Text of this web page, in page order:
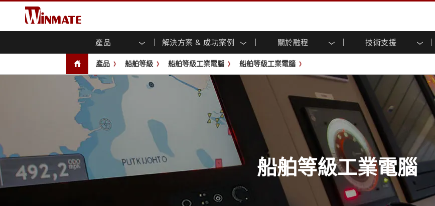
產品 解決方案 & 成功案例 關於融程 技術支援
企業移動通訊電腦
強固觸控筆記型電腦
強固型平板控制器
手持行動電腦
Windows強固型平板電腦
Android系統強固型平板電腦
超強固型平板電腦
無線電 PoC
邊緣運算人工智慧移動電腦
工業顯示器
多點觸控 (投射電
容)
開放式架構
機箱式
面板安裝
前面板IP65
USB Type-C
不銹鋼系列
G-WIN系列 / IP67
後置安裝
工業防爆等级
機架安裝
長條形顯示器
OSD 控制器
人機介面 (投射電容觸控)
工業電腦 (投射電容觸控)
工業電腦 (電阻觸控)
不銹鋼系列
G-WIN系列 / IP67設計
防爆等级
長條形數位電子看板
邊緣運算人工智慧工業電腦
車載電腦 嵌入式解決方案
嵌入式電腦 / IP65 防水強固型電腦
工業物聯網閘道器
醫管等級
醫管等級強固型平板電腦
醫管等級工業電腦
強固型機器人控制器 人工智慧就緒
農業機械解決方案
交通運輸解決方案 食品藥廠解決方案
公共安全解決方案
工業物聯網解決方案 倉儲物流解決方案
基礎建設解決方案
智慧型機器人系統解決方案 衛生保健解決方案
自助服務亭解決方案
政府解决方案 重工業解決方案
智慧充電站解决方案
成功案例
關於融程 投資人專區
保證聲明 下載專區
行銷入口網站
文件共享
最新產品 新聞與活動
展會活動
Youtube頻道 虛擬實境展會
核心技術
部落格
產品 船舶等級 船舶等級工業電腦 船舶等級工業電腦
船舶等級工業電腦